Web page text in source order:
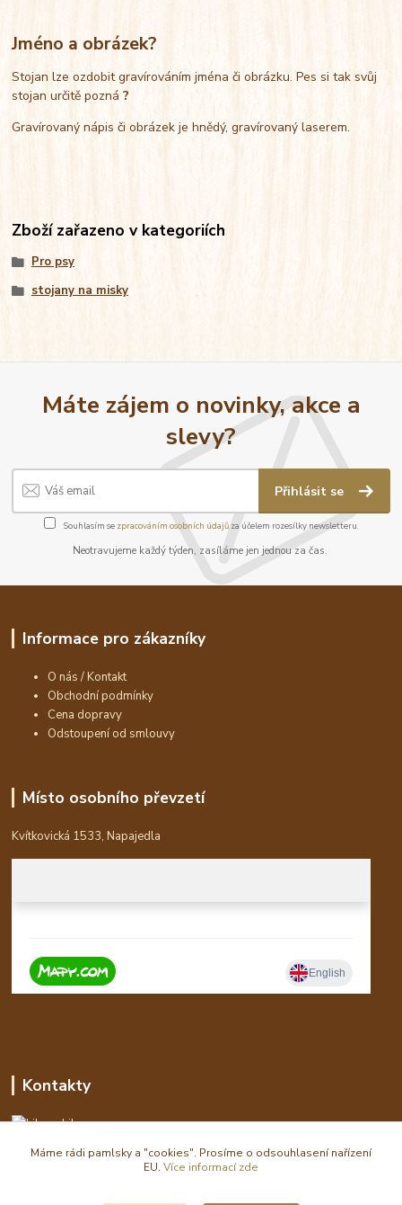
Jméno a obrázek?
Stojan lze ozdobit gravírováním jména či obrázku. Pes si tak svůj
stojan určitě pozná?
Gravírovaný nápis či obrázek je hnědý, gravírovaný laserem.
Zboží zařazeno v kategoriích
Pro psy
stojany na misky
Máte zájem o novinky, akce a
slevy?
Přihlásit se
Souhlasím se zpracováním osobních údajůza účelem rozesílky newsletteru.
Neotravujeme každý týden, zasíláme jen jednou za čas.
Informace pro zákazníky
O nás / Kontakt
Obchodní podmínky
Cena dopravy
Odstoupení od smlouvy
Místo osobního převzetí
Kvítkovická 1533, Napajedla
Kontakty
Libor
eshop(zavináč)waldi.cz
Máme rádi pamlsky a "cookies". Prosíme o odsouhlasení nařízení
EU. Více informací zde